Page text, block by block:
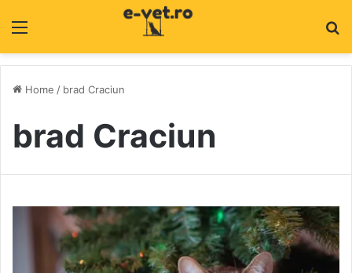
Home / brad Craciun
brad Craciun